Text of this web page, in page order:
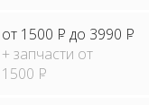
от 1500 P до 3990 P
+ запчасти от
1500 P